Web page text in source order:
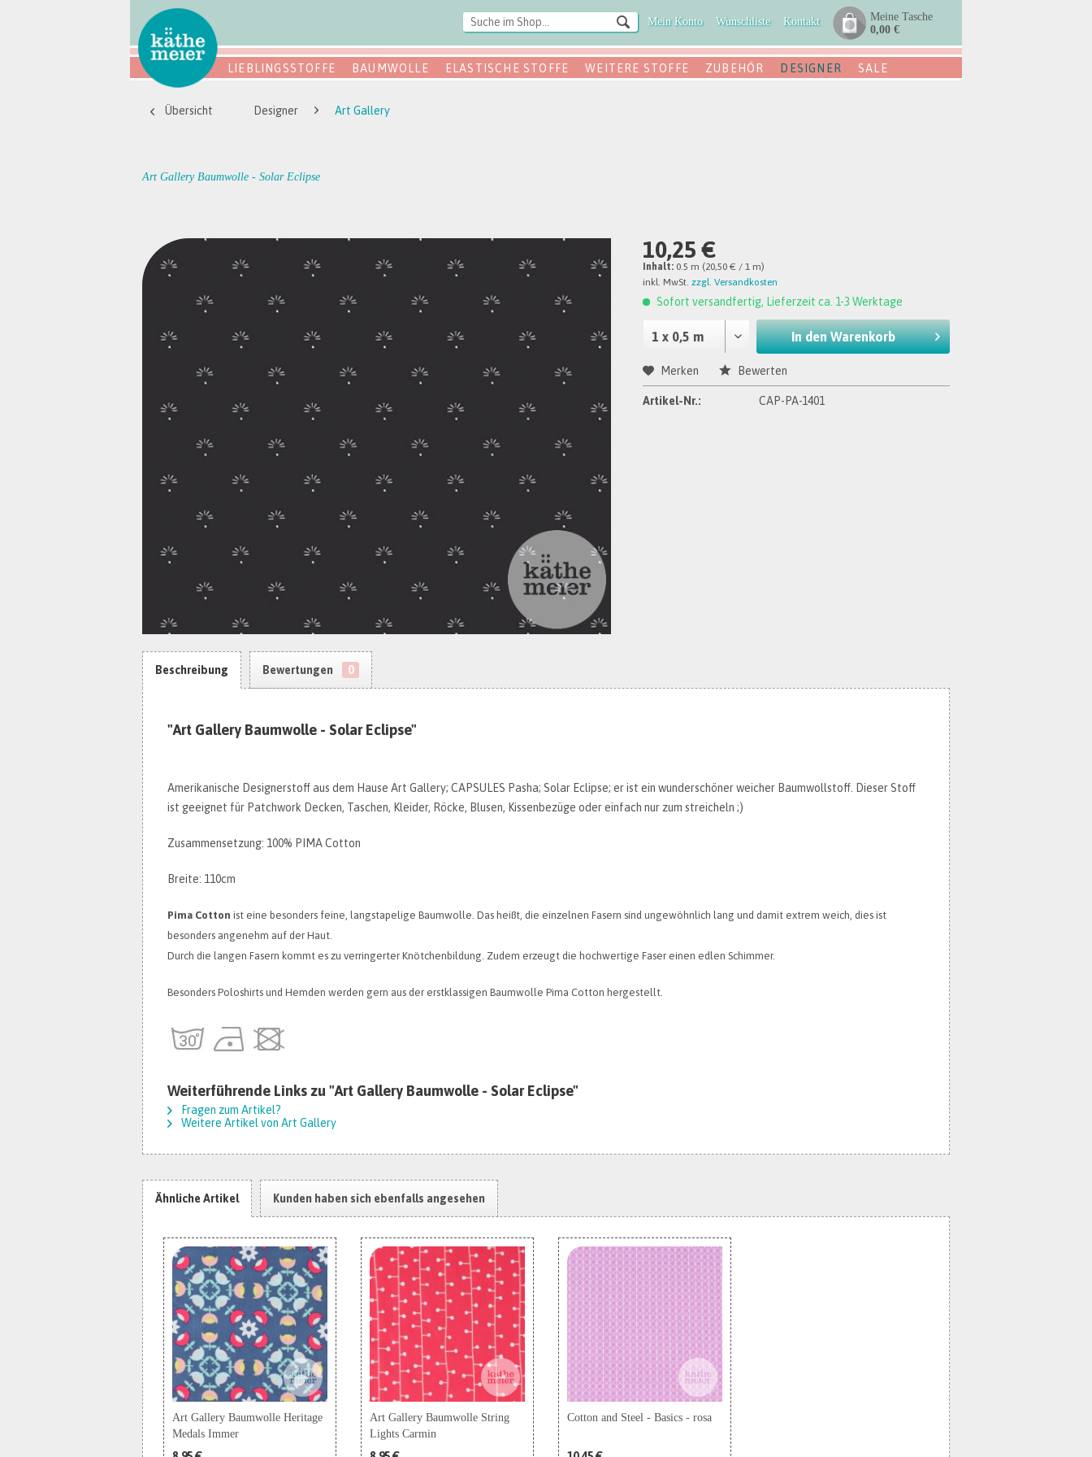
Mein Konto Wunschliste Kontakt
Meine Tasche
0,00 €
LIEBLINGSSTOFFE BAUMWOLLE ELASTISCHE STOFFE WEITERE STOFFE ZUBEHÖR DESIGNER SALE
Übersicht Designer Art Gallery
Art Gallery Baumwolle - Solar Eclipse
10,25 €
Inhalt: 0.5 m (20,50 € / 1 m)
inkl. MwSt.zzgl. Versandkosten
Sofort versandfertig, Lieferzeit ca. 1-3 Werktage
In den Warenkorb
Merken Bewerten
Artikel-Nr.: CAP-PA-1401
Beschreibung Bewertungen 0
"Art Gallery Baumwolle - Solar Eclipse"
Amerikanische Designerstoff aus dem Hause Art Gallery; CAPSULES Pasha; Solar Eclipse; er ist ein wunderschöner weicher Baumwollstoff. Dieser Stoff
ist geeignet für Patchwork Decken, Taschen, Kleider, Röcke, Blusen, Kissenbezüge oder einfach nur zum streicheln ;)
Zusammensetzung: 100% PIMA Cotton
Breite: 110cm
Pima Cotton ist eine besonders feine, langstapelige Baumwolle. Das heißt, die einzelnen Fasern sind ungewöhnlich lang und damit extrem weich, dies ist
besonders angenehm auf der Haut.
Durch die langen Fasern kommt es zu verringerter Knötchenbildung. Zudem erzeugt die hochwertige Faser einen edlen Schimmer.
Besonders Poloshirts und Hemden werden gern aus der erstklassigen Baumwolle Pima Cotton hergestellt.
Weiterführende Links zu "Art Gallery Baumwolle - Solar Eclipse"
Fragen zum Artikel?
Weitere Artikel von Art Gallery
Ähnliche Artikel Kunden haben sich ebenfalls angesehen
Art Gallery Baumwolle Heritage
Medals Immer
Art Gallery Baumwolle String
Lights Carmin
Cotton and Steel - Basics - rosa